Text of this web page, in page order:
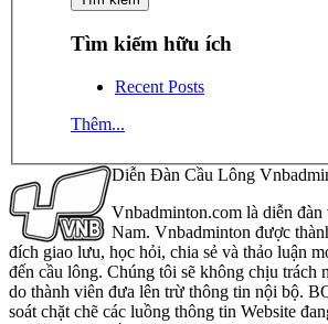
Tìm kiếm hữu ích
Recent Posts
Thêm...
Diễn Đàn Cầu Lông
Vnbadminton.com là diễn
Nam. Vnbadminton được
đích giao lưu, học hỏi, chia sẻ và thảo luận
đến cầu lông. Chúng tôi sẽ không chịu trách
do thành viên đưa lên trừ thông tin nội bộ.
soát chặt chẽ các luồng thông tin Website